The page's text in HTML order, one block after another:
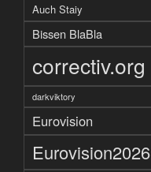
Auch Staiy
Bissen BlaBla
correctiv.org
darkviktory
Eurovision
Eurovision2026